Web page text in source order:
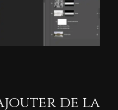
Ajouter de la